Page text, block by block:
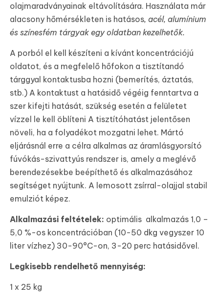
olajmaradványainak eltávolítására. Használata már
alacsony hőmérsékleten is hatásos, acél, alumínium
és színesfém tárgyak egy oldatban kezelhetők.
A porból el kell készíteni a kívánt koncentrációjú
oldatot, és a megfelelő hőfokon a tisztítandó
tárggyal kontaktusba hozni (bemerítés, áztatás,
stb.) A kontaktust a hatásidő végéig fenntartva a
szer kifejti hatását, szükség esetén a felületet
vízzel le kell öblíteni A tisztítóhatást jelentősen
növeli, ha a folyadékot mozgatni lehet. Mártó
eljárásnál erre a célra alkalmas az áramlásgyorsító
fúvókás-szivattyús rendszer is, amely a meglévő
berendezésekbe beépíthető és alkalmazásához
segítséget nyújtunk. A lemosott zsírral-olajjal stabil
emulziót képez.
Alkalmazási feltételek: optimális alkalmazás 1,0 –
5,0 %-os koncentrációban (10-50 dkg vegyszer 10
liter vízhez) 30-90°C-on, 3-20 perc hatásidővel.
Legkisebb rendelhető mennyiség:
1 x 25 kg